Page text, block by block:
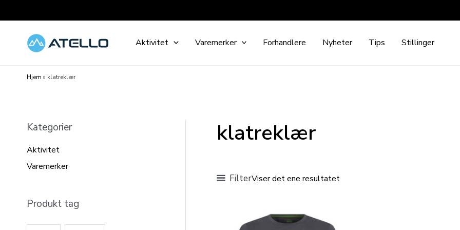
rett
innholdet
Aktivitet Varemerker Forhandlere Nyheter Tips Stillinger
Hjem » klatreklær
Kategorier
Aktivitet
Varemerker
Produkt tag
klatreklær
FilterViser det ene resultatet